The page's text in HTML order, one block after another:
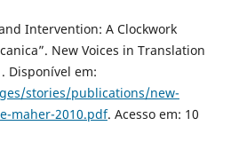
Intervention: A Clockwork
New Voices in Translation
Disponível em:
stories/publications/new-
maher-2010.pdf. Acesso em: 10